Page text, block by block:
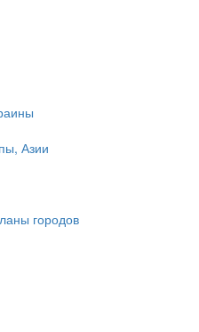
Азии
городов